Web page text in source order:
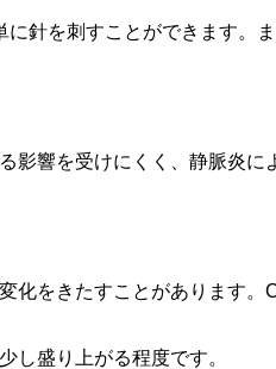
針を刺すことができます。
影響を受けにくく、静脈炎に
化をきたすことがあります。
し盛り上がる程度です。